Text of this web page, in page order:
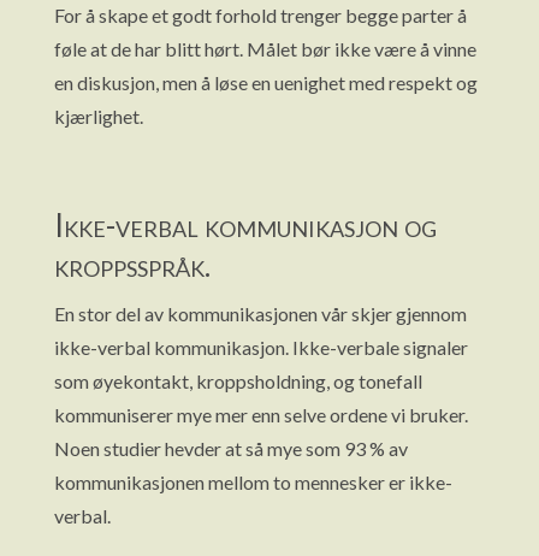
For å skape et godt forhold trenger begge parter å
føle at de har blitt hørt. Målet bør ikke være å vinne
en diskusjon, men å løse en uenighet med respekt og
kjærlighet.
Ikke-verbal kommunikasjon og
kroppsspråk.
En stor del av kommunikasjonen vår skjer gjennom
ikke-verbal kommunikasjon. Ikke-verbale signaler
som øyekontakt, kroppsholdning, og tonefall
kommuniserer mye mer enn selve ordene vi bruker.
Noen studier hevder at så mye som 93 % av
kommunikasjonen mellom to mennesker er ikke-
verbal.